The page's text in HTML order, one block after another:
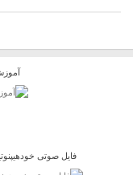
فایل صوتی